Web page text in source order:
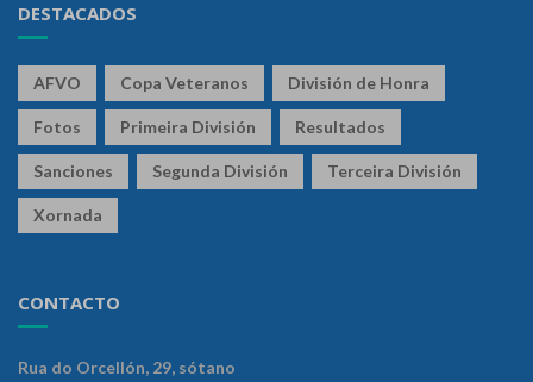
DESTACADOS
AFVO Copa Veteranos División de Honra
Fotos Primeira División Resultados
Sanciones Segunda División Terceira División
Xornada
CONTACTO
Rua do Orcellón, 29, sótano